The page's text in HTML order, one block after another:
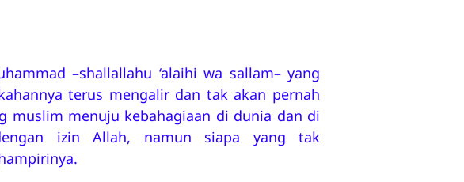
–shallallahu ‘alaihi wa sallam– yang
terus mengalir dan tak akan pernah
muslim menuju kebahagiaan di dunia dan di
izin Allah, namun siapa yang tak